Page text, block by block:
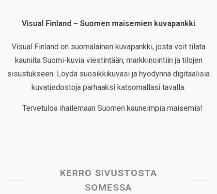
Visual Finland – Suomen maisemien kuvapankki
Visual Finland on suomalainen kuvapankki, josta voit tilata
kauniita Suomi-kuvia viestintään, markkinointiin ja tilojen
sisustukseen. Löydä suosikkikuvasi ja hyödynnä digitaalisia
kuvatiedostoja parhaaksi katsomallasi tavalla.
Tervetuloa ihailemaan Suomen kauneimpia maisemia!
KERRO SIVUSTOSTA
SOMESSA